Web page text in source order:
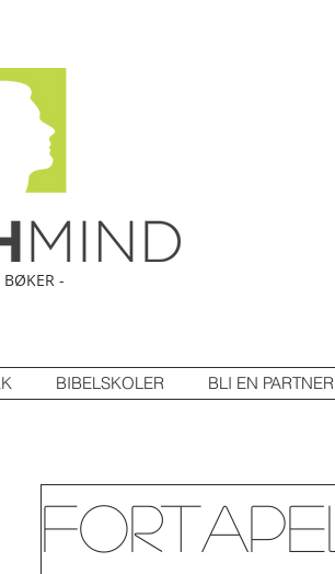
BØKER -
BIBELSKOLER BLI EN PARTNER